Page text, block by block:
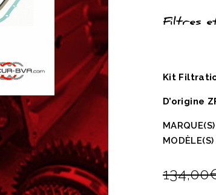
Filtres
Kit
D’origine
MODÈLE(S)
134,00